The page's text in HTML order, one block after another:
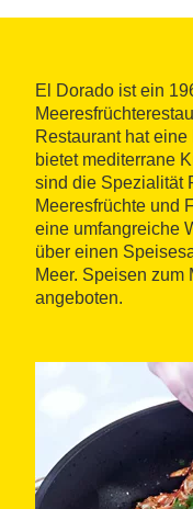
El Dorado ist ein
Restaurant hat
bietet mediterrane
sind die Spezialität
Meeresfrüchte und
eine umfangreiche
über einen
Meer. Speisen
angeboten.